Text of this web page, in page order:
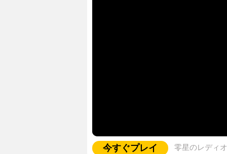
今すぐプレイ 零星のレディ